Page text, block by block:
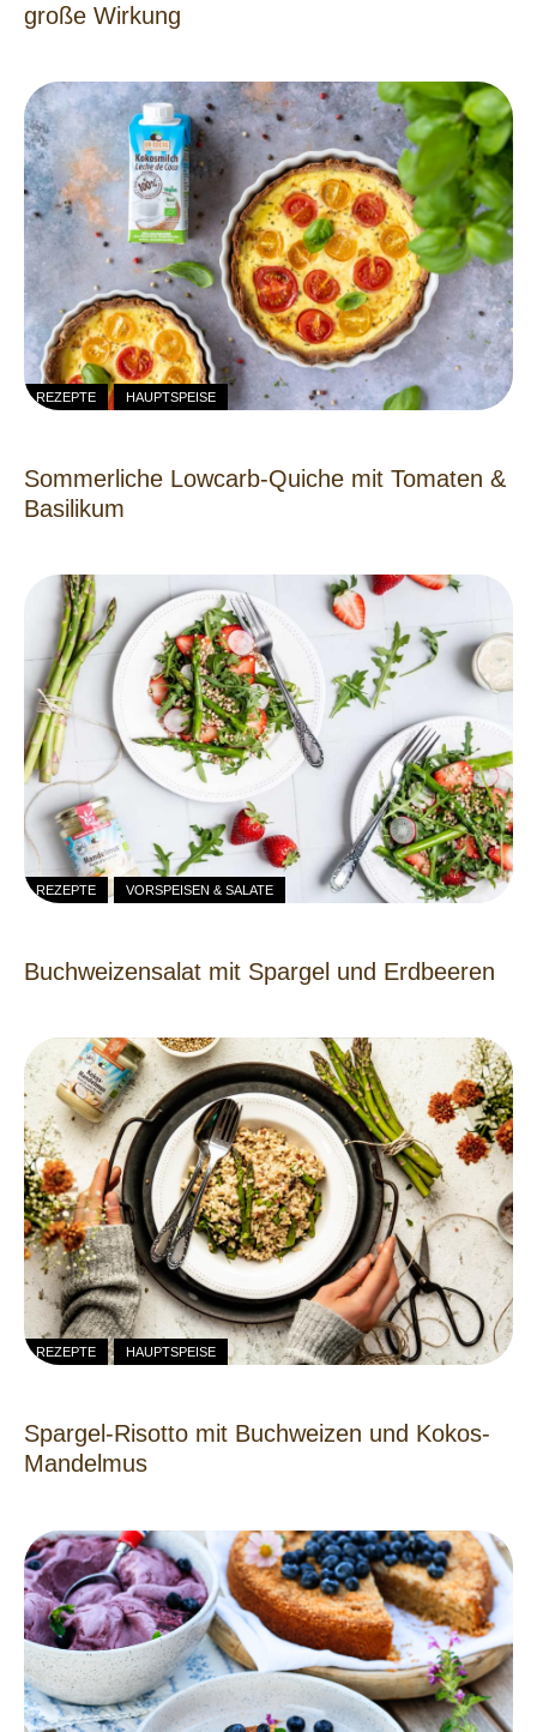
große Wirkung
REZEPTE HAUPTSPEISE
Sommerliche Lowcarb-Quiche mit Tomaten &
Basilikum
REZEPTE VORSPEISEN & SALATE
Buchweizensalat mit Spargel und Erdbeeren
REZEPTE HAUPTSPEISE
Spargel-Risotto mit Buchweizen und Kokos-
Mandelmus